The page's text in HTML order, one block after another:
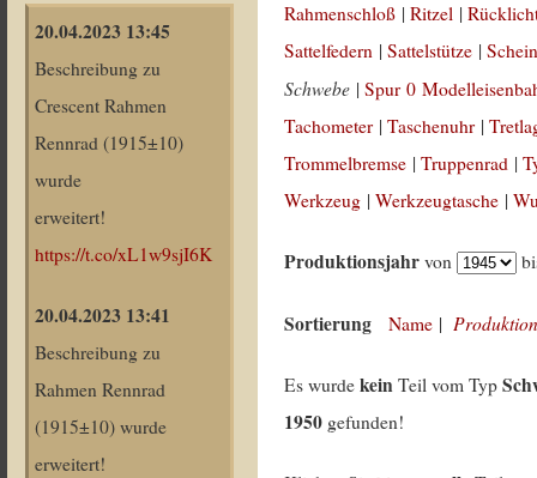
20.04.2023 13:45
Beschreibung zu
Crescent Rahmen
Rennrad (1915±10)
wurde
erweitert!
https://t.co/xL1w9sjI6K
20.04.2023 13:41
Beschreibung zu
Rahmen Rennrad
(1915±10) wurde
erweitert!
Rahmenschloß |Ritzel |
Sattelfedern |Sattelstütze |
Schwebe |Spur 0
Tachometer |Taschenuhr |
Trommelbremse |Truppenrad |
Werkzeug |Werkzeugtasche |
Produktionsjahr von
Sortierung Name |
Es wurdekein Teil vom Typ
1950 gefunden!